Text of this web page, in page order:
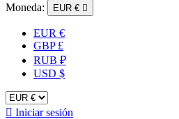
Moneda: EUR € 
EUR €
GBP £
RUB ₽
USD $
 Iniciar sesión